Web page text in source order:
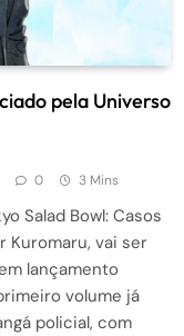
pela Universo
0 3 Mins
Salad Bowl: Casos
Kuromaru, vai ser
lançamento
volume já
policial, com